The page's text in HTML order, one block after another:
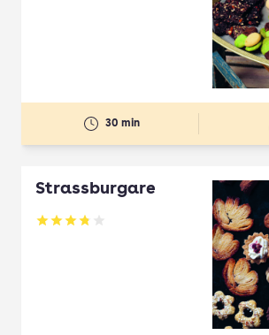
30 min
Strassburgare
Betyg: 3.78 av 5